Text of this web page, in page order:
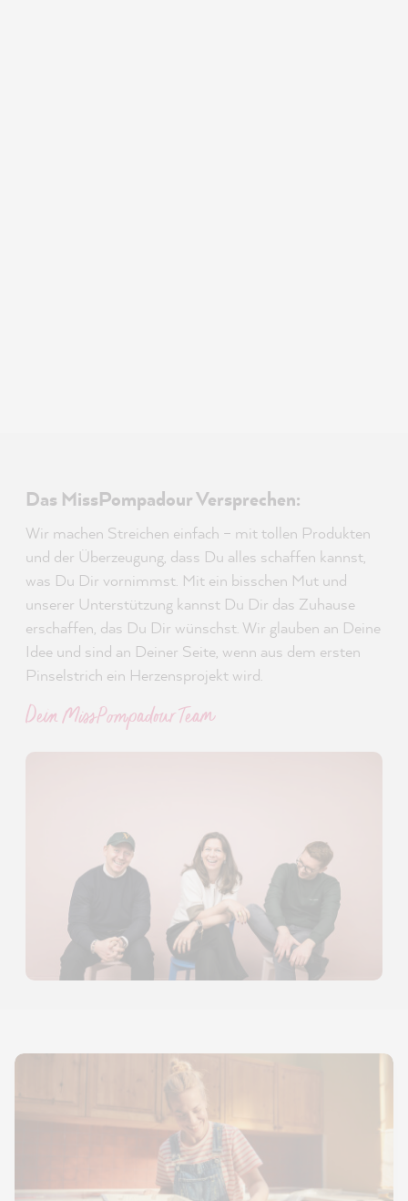
Das MissPompadour Versprechen:
Wir machen Streichen einfach – mit tollen Produkten
und der Überzeugung, dass Du alles schaffen kannst,
was Du Dir vornimmst. Mit ein bisschen Mut und
unserer Unterstützung kannst Du Dir das Zuhause
erschaffen, das Du Dir wünschst. Wir glauben an Deine
Idee und sind an Deiner Seite, wenn aus dem ersten
Pinselstrich ein Herzensprojekt wird.
Dein MissPompadour Team